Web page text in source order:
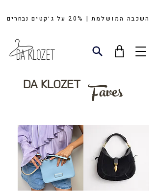
השכבה המושלמת | 20% על ג׳קטים נבחרים
DA KLOZET Faves